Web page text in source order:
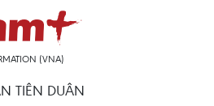
(VNA)
TIÊN DUÂN